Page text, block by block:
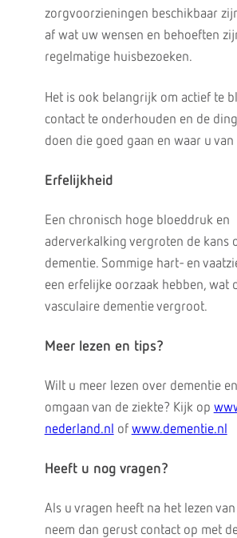
zorgvoorzieningen beschikbaar
af wat uw wensen en behoeften
regelmatige huisbezoeken.
Het is ook belangrijk om actief te
contact te onderhouden en de
doen die goed gaan en waar u van
Erfelijkheid
Een chronisch hoge bloeddruk en
aderverkalking vergroten de kans
dementie. Sommige hart- en
een erfelijke oorzaak hebben, wat
vasculaire dementie vergroot.
Meer lezen en tips?
Wilt u meer lezen over dementie
omgaan van de ziekte? Kijk op
nederland.nl of www.dementie.nl
Heeft u nog vragen?
Als u vragen heeft na het lezen
neem dan gerust contact op met